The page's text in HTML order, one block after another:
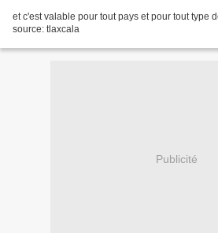
et c'est valable pour tout pays et pour tout type
source: tlaxcala
Publicité